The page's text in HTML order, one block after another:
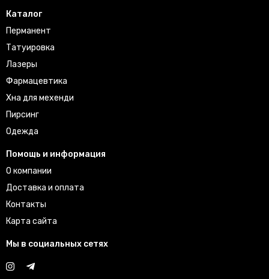
Каталог
Перманент
Татуировка
Лазеры
Фармацевтика
Хна для мехенди
Пирсинг
Одежда
Помощь и информация
О компании
Доставка и оплата
Контакты
Карта сайта
Мы в социальных сетях